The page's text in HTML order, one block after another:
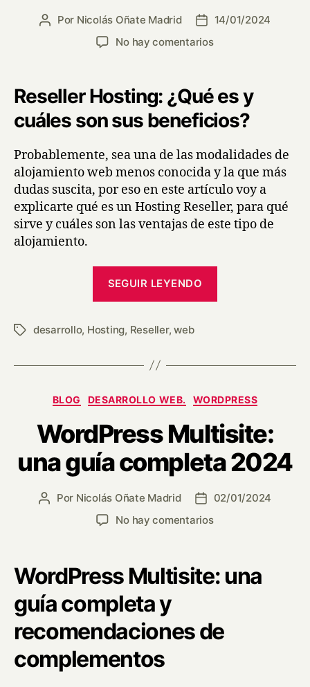
Por Nicolás Oñate Madrid
14/01/2024
No hay comentarios
Reseller Hosting: ¿Qué es y
cuáles son sus beneficios?
Probablemente, sea una de las modalidades de
alojamiento web menos conocida y la que más
dudas suscita, por eso en este artículo voy a
explicarte qué es un Hosting Reseller, para qué
sirve y cuáles son las ventajas de este tipo de
alojamiento.
SEGUIR LEYENDO
desarrollo, Hosting, Reseller,web
BLOG DESARROLLO WEB. WORDPRESS
WordPress Multisite:
una guía completa 2024
Por Nicolás Oñate Madrid
02/01/2024
No hay comentarios
WordPress Multisite: una
guía completa y
recomendaciones de
complementos